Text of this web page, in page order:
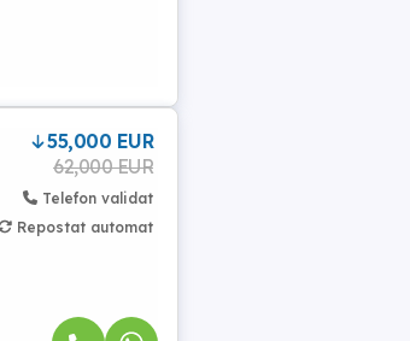
55,000 EUR
62,000 EUR
Telefon validat
Repostat automat